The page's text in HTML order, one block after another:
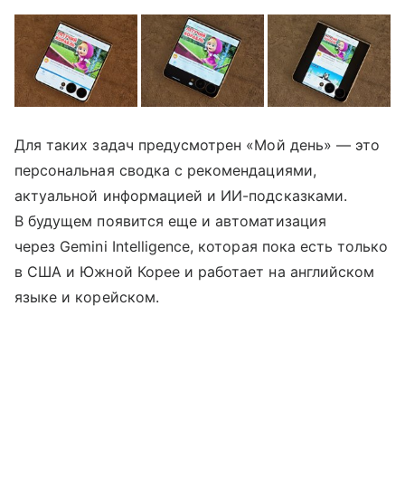
Для таких задач предусмотрен «Мой день» — это
персональная сводка с рекомендациями,
актуальной информацией и ИИ-подсказками.
В будущем появится еще и автоматизация
через Gemini Intelligence, которая пока есть только
в США и Южной Корее и работает на английском
языке и корейском.